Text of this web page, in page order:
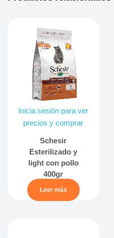
Inicia sesión para ver
precios y comprar
Schesir
Esterilizado y
light con pollo
400gr
Leer más